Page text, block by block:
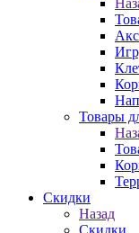
Товары
Скидки
Назад
Скидки